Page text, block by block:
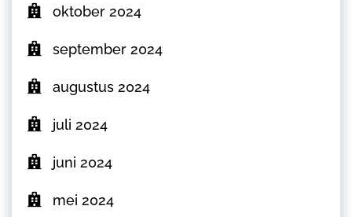
oktober 2024
september 2024
augustus 2024
juli 2024
juni 2024
mei 2024